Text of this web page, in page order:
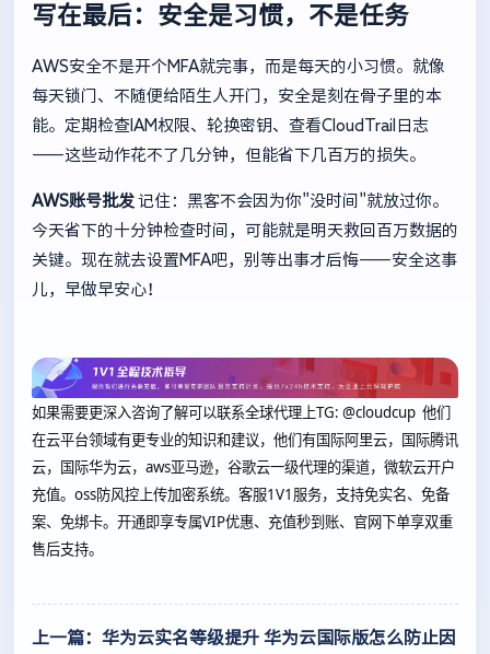
写在最后：安全是习惯，不是任务
AWS安全不是开个MFA就完事，而是每天的小习惯。就像
每天锁门、不随便给陌生人开门，安全是刻在骨子里的本
能。定期检查IAM权限、轮换密钥、查看CloudTrail日志
——这些动作花不了几分钟，但能省下几百万的损失。
AWS账号批发 记住：黑客不会因为你"没时间"就放过你。
今天省下的十分钟检查时间，可能就是明天救回百万数据的
关键。现在就去设置MFA吧，别等出事才后悔——安全这事
儿，早做早安心！
如果需要更深入咨询了解可以联系全球代理上TG: @cloudcup 他们
在云平台领域有更专业的知识和建议，他们有国际阿里云，国际腾讯
云，国际华为云，aws亚马逊，谷歌云一级代理的渠道，微软云开户
充值。oss防风控上传加密系统。客服1V1服务，支持免实名、免备
案、免绑卡。开通即享专属VIP优惠、充值秒到账、官网下单享双重
售后支持。
上一篇：华为云实名等级提升 华为云国际版怎么防止因